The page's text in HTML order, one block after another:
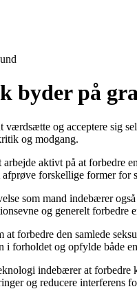
byder på
og acceptere sig
og modgang.
aktivt på at forbedre
forskellige former for
som mand indebærer
og generelt forbedre
forbedre den samlede
forholdet og opfylde både
indebærer at
og reducere interferens